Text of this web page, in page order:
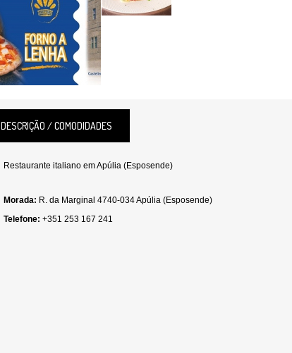
DESCRIÇÃO / COMODIDADES
Restaurante italiano em Apúlia (Esposende)
Morada: R. da Marginal 4740-034 Apúlia (Esposende)
Telefone: +351 253 167 241